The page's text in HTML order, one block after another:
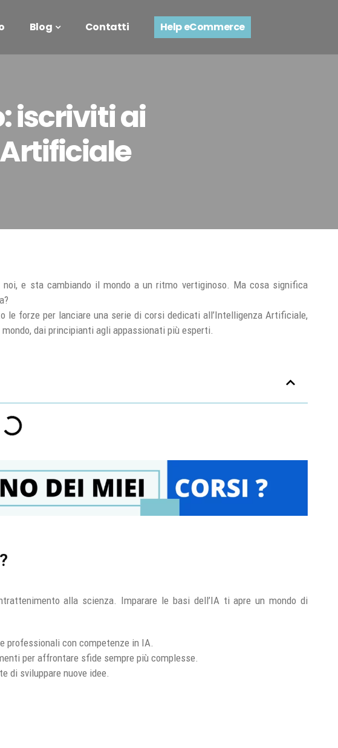
Blog Contatti Help eCommerce
iscriviti ai
e sta cambiando il mondo a un ritmo vertiginoso. Ma cosa significa
le forze per lanciare una serie di corsi dedicati all’Intelligenza Artificiale,
dai principianti agli appassionati più esperti.
alla scienza. Imparare le basi dell’IA ti apre un mondo di
professionali con competenze in IA.
per affrontare sfide sempre più complesse.
di sviluppare nuove idee.